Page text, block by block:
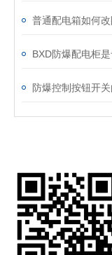
普通配电箱如何
防爆控制按钮开